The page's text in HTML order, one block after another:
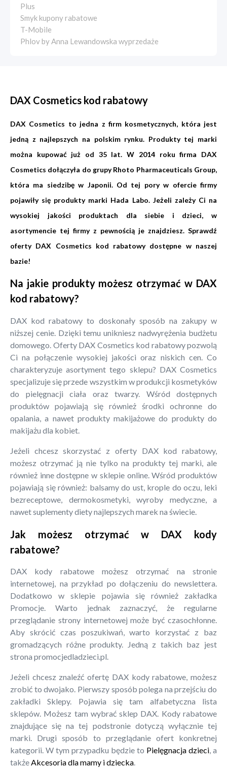
Plus
Smyk kupony rabatowe
T-Mobile
Phlov by Anna Lewandowska wyprzedaże
DAX Cosmetics kod rabatowy
DAX Cosmetics to jedna z firm kosmetycznych, która jest
jedną z najlepszych na polskim rynku. Produkty tej marki
można kupować już od 35 lat. W 2014 roku firma DAX
Cosmetics dołączyła do grupy Rhoto Pharmaceuticals Group,
która ma siedzibę w Japonii. Od tej pory w ofercie firmy
pojawiły się produkty marki Hada Labo. Jeżeli zależy Ci na
wysokiej jakości produktach dla siebie i dzieci, w
asortymencie tej firmy z pewnością je znajdziesz. Sprawdź
oferty DAX Cosmetics kod rabatowy dostępne w naszej
bazie!
Na jakie produkty możesz otrzymać w DAX
kod rabatowy?
DAX kod rabatowy to doskonały sposób na zakupy w
niższej cenie. Dzięki temu unikniesz nadwyrężenia budżetu
domowego. Oferty DAX Cosmetics kod rabatowy pozwolą
Ci na połączenie wysokiej jakości oraz niskich cen. Co
charakteryzuje asortyment tego sklepu? DAX Cosmetics
specjalizuje się przede wszystkim w produkcji kosmetyków
do pielęgnacji ciała oraz twarzy. Wśród dostępnych
produktów pojawiają się również środki ochronne do
opalania, a nawet produkty makijażowe do produkty do
makijażu dla kobiet.
Jeżeli chcesz skorzystać z oferty DAX kod rabatowy,
możesz otrzymać ją nie tylko na produkty tej marki, ale
również inne dostępne w sklepie online. Wśród produktów
pojawiają się również: balsamy do ust, krople do oczu, leki
bezreceptowe, dermokosmetyki, wyroby medyczne, a
nawet suplementy diety najlepszych marek na świecie.
Jak możesz otrzymać w DAX kody
rabatowe?
DAX kody rabatowe możesz otrzymać na stronie
internetowej, na przykład po dołączeniu do newslettera.
Dodatkowo w sklepie pojawia się również zakładka
Promocje. Warto jednak zaznaczyć, że regularne
przeglądanie strony internetowej może być czasochłonne.
Aby skrócić czas poszukiwań, warto korzystać z baz
gromadzących różne produkty. Jedną z takich baz jest
strona promocjedladzieci.pl.
Jeżeli chcesz znaleźć ofertę DAX kody rabatowe, możesz
zrobić to dwojako. Pierwszy sposób polega na przejściu do
zakładki Sklepy. Pojawia się tam alfabetyczna lista
sklepów. Możesz tam wybrać sklep DAX. Kody rabatowe
znajdujące się na tej podstronie dotyczą wyłącznie tej
marki. Drugi sposób to przeglądanie ofert konkretnej
kategorii. W tym przypadku będzie to Pielęgnacja dzieci, a
takżeAkcesoria dla mamy i dziecka.